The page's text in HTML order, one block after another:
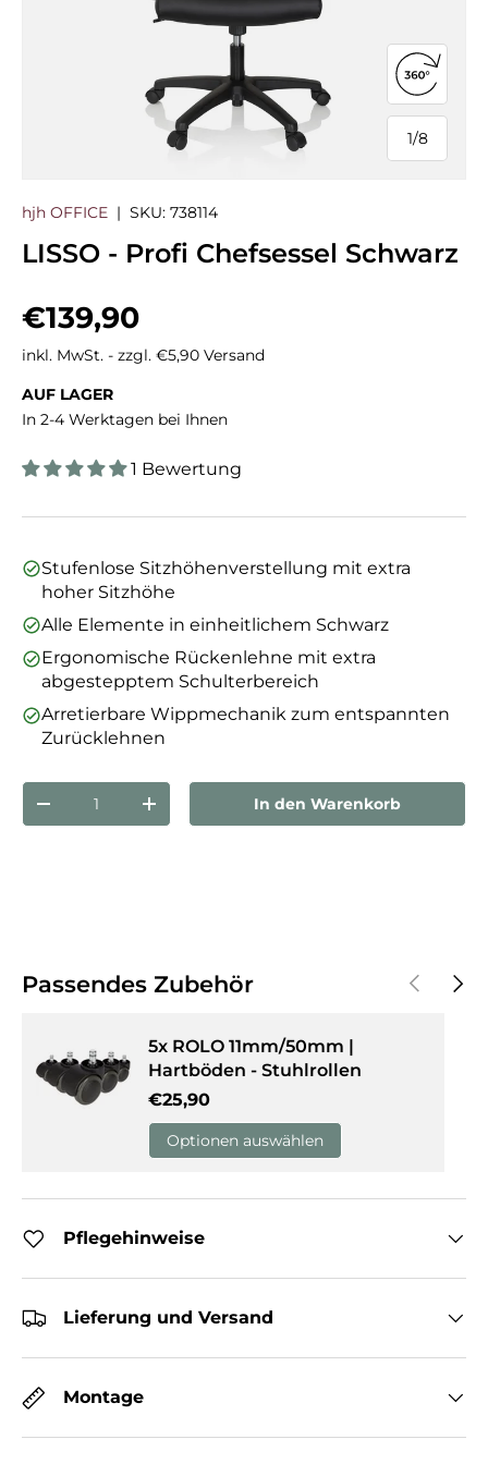
1/
von
8
360°-
hjh OFFICE | SKU: 738114
LISSO - Profi Chefsessel Schwarz
Normaler Preis
€139,90
inkl. MwSt. - zzgl. €5,90 Versand
AUF LAGER
In 2-4 Werktagen bei Ihnen
1 Bewertung
Stufenlose Sitzhöhenverstellung mit extra
hoher Sitzhöhe
Alle Elemente in einheitlichem Schwarz
Ergonomische Rückenlehne mit extra
abgestepptem Schulterbereich
Arretierbare Wippmechanik zum entspannten
Zurücklehnen
Menge verringernMenge erhöhenIn den Warenkorb
Passendes Zubehör Vorherige
5x ROLO 11mm/50mm |
Hartböden - Stuhlrollen
Normaler Preis
€25,90
Optionen auswählen
Pflegehinweise
Lieferung und Versand
Montage